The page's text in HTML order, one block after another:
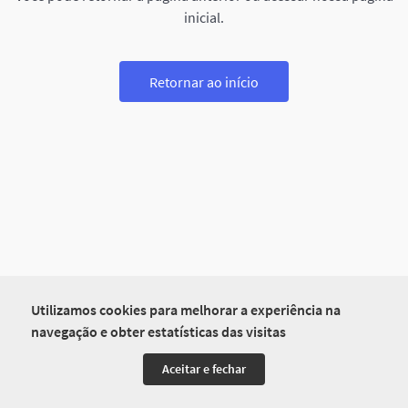
Utilizamos cookies para melhorar a experiência na
navegação e obter estatísticas das visitas
Aceitar e fechar
inicial.
Retornar ao início